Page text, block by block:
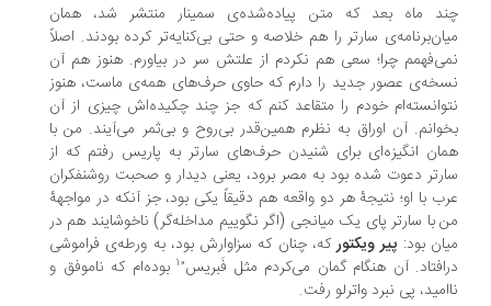
ماه بعد که متن پیاده‌شده‌ی سمینار منتشر شد، همان
سارتر را هم خلاصه و حتی بی‌کنایه‌تر کرده بودند. اصلاً
چرا؛ سعی هم نکردم از علتش سر در بیاورم. هنوز هم آن
عصور جدید را دارم که حاوی حرف‌های همه‌ی ماست، هنوز
خودم را متقاعد کنم که جز چند چکیده‌اش چیزی از آن
آن اوراق به نظرم همین‌قدر بی‌روح و بی‌ثمر می‌آیند. من با
انگیزه‌ای برای شنیدن حرف‌های سارتر به پاریس رفتم که از
دعوت شده بود به مصر برود، یعنی دیدار و صحبت روشنفکران
با او؛ نتیجۀ هر دو واقعه هم دقیقاً یکی بود، جز آنکه در مواجهۀ
با سارتر پای یک میانجی (اگر نگوییم مداخله‌گر) ناخوشایند هم در
بود:پیر ویکتورکه، چنان که سزاوارش بود، به ورطه‌ی فراموشی
آن هنگام گمان می‌کردم مثل فَبریس ۱۰بوده‌ام که ناموفق و
پی نبرد واترلو رفت.